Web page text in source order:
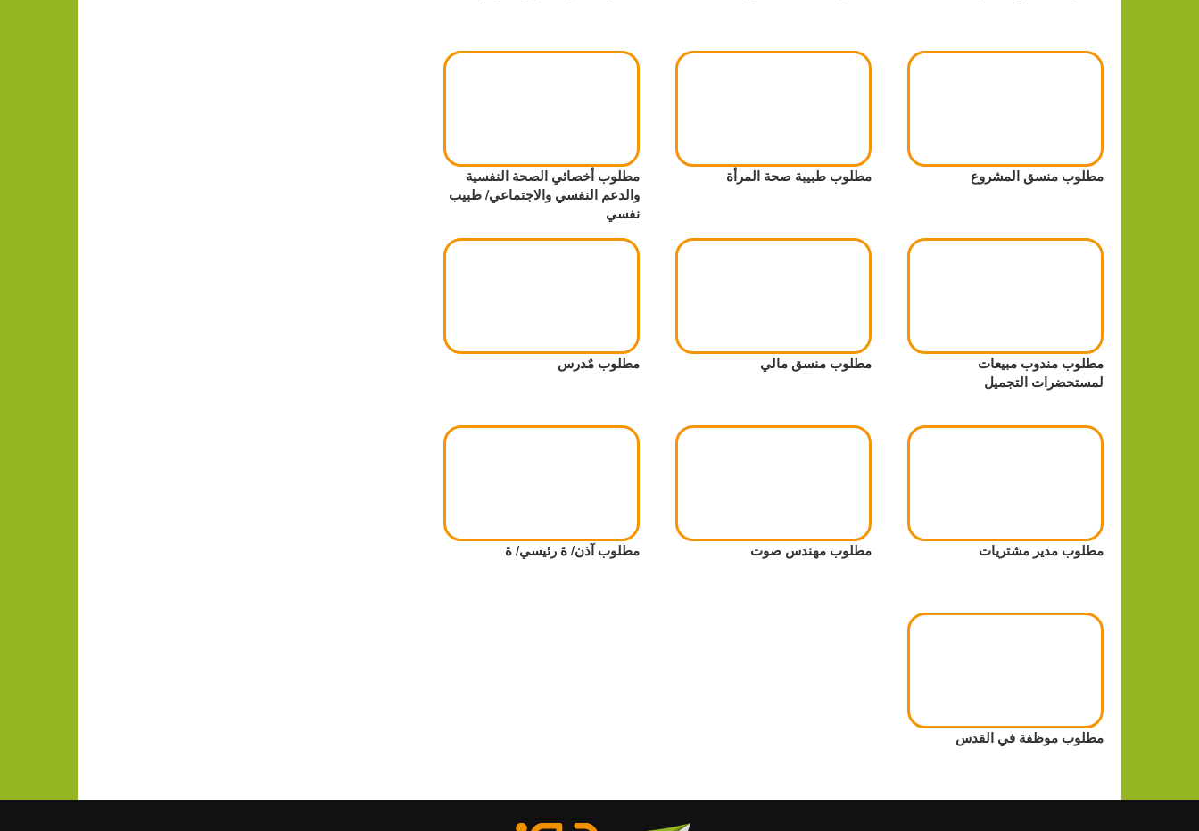
مطلوب منسق المشروع مطلوب طبيبة صحة المرأة
مطلوب أخصائي الصحة النفسية
والدعم النفسي والاجتماعي/ طبيب
نفسي
مطلوب مندوب مبيعات
لمستحضرات التجميل
مطلوب منسق مالي مطلوب مٌدرس
مطلوب مدير مشتريات مطلوب مهندس صوت مطلوب آذن/ ة رئيسي/ ة
مطلوب موظفة في القدس